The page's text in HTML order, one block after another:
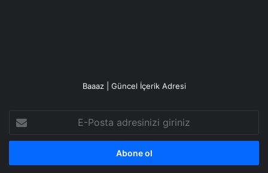
Baaaz | Güncel İçerik Adresi
Posta
adresinizi